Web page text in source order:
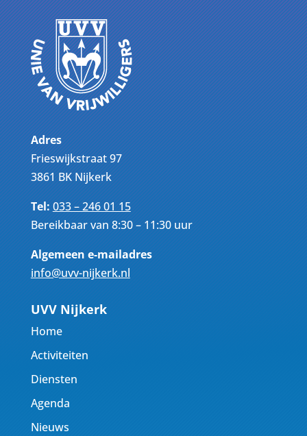
Adres
Frieswijkstraat 97
3861 BK Nijkerk
Tel:033 – 246 01 15
Bereikbaar van 8:30 – 11:30 uur
Algemeen e-mailadres
info@uvv-nijkerk.nl
UVV Nijkerk
Home
Activiteiten
Diensten
Agenda
Nieuws